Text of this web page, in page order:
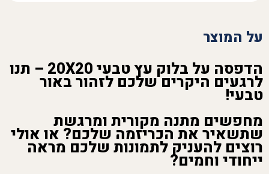
על המוצר
הדפסה על בלוק עץ טבעי 20X20 – תנו
לרגעים היקרים שלכם לזהור באור
טבעי!
מחפשים מתנה מקורית ומרגשת
שתשאיר את הכריזמה שלכם? או אולי
רוצים להעניק לתמונות שלכם מראה
ייחודי וחמים?